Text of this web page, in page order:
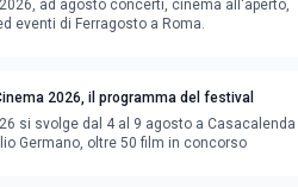
ad agosto concerti, cinema all'aperto,
eventi di Ferragosto a Roma.
2026, il programma del festival
si svolge dal 4 al 9 agosto a
Germano, oltre 50 film in concorso